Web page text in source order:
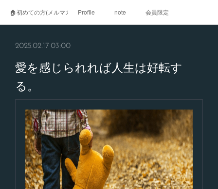
🏠初めての方(メルマガ登録)Profile note 会員限定
2025.02.17 03:00
愛を感じられれば人生は好転す
る。